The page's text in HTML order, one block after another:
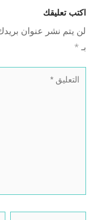
اكتب تعليقك
لن يتم نشر عنوان
بـ *